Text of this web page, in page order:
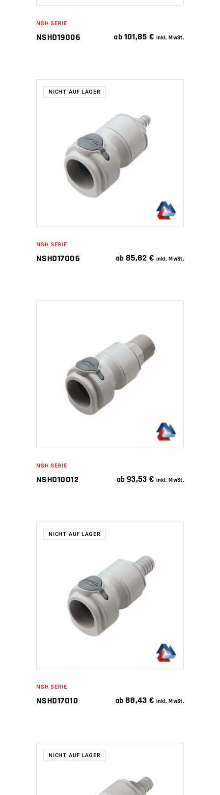
NSH SERIE
NSHD19006 ab 101,85€ inkl. MwSt.
NICHT AUF LAGER
WEITERLESEN
NSH SERIE
NSHD17006 ab 85,82€ inkl. MwSt.
IN DEN WARENKORB
NSH SERIE
NSHD10012 ab 93,53€ inkl. MwSt.
NICHT AUF LAGER
WEITERLESEN
NSH SERIE
NSHD17010 ab 88,43€ inkl. MwSt.
NICHT AUF LAGER